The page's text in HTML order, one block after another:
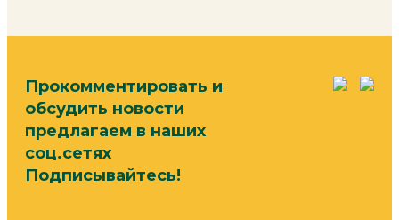
Прокомментировать и
обсудить новости
предлагаем в наших
соц.сетях
Подписывайтесь!